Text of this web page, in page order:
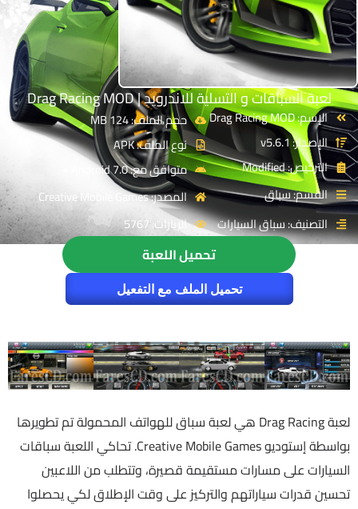
لعبة السباقات و التسلية للاندرويد | Drag Racing MOD
الإسم: Drag Racing MOD
الإصدار: v5.6.1
الترخيص: Modified
القسم: سباق
التصنيف: سباق السيارات
حجم الملف: 124 MB
نوع الملف: APK
متوافق مع: Android 7.0 +
المصدر: Creative Mobile Games
الزيارات: 5767
تحميل اللعبة
تحميل الملف مع التفعيل
لعبة Drag Racing هي لعبة سباق للهواتف المحمولة تم تطويرها
بواسطة إستوديو Creative Mobile Games. تحاكي اللعبة سباقات
السيارات على مسارات مستقيمة قصيرة، وتتطلب من اللاعبين
تحسين قدرات سياراتهم والتركيز على وقت الإطلاق لكي يحصلوا